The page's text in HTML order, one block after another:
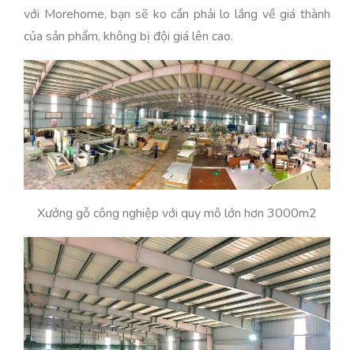
với Morehome, bạn sẽ ko cần phải lo lắng về giá thành
của sản phẩm, không bị đội giá lên cao.
Xưởng gỗ công nghiệp với quy mô lớn hơn 3000m2